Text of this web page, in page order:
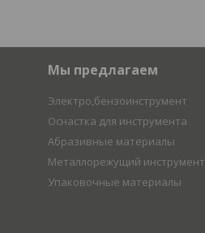
Мы предлагаем
Электро,бензоинструмент
Оснастка для инструмента
Абразивные материалы
Металлорежущий инструмент
Упаковочные материалы